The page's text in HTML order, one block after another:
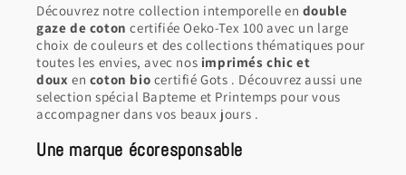
Découvrez notre collection intemporelle en double
gaze de coton certifiée Oeko-Tex 100 avec un large
choix de couleurs et des collections thématiques pour
toutes les envies, avec nos imprimés chic et
doux en coton bio certifié Gots . Découvrez aussi une
selection spécial Bapteme et Printemps pour vous
accompagner dans vos beaux jours .
Une marque écoresponsable